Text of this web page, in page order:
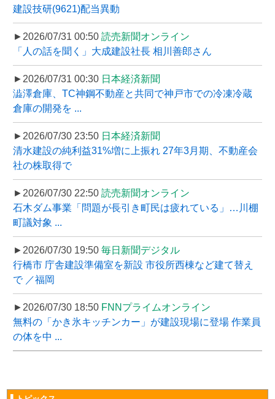
建設技研(9621)配当異動
►2026/07/31 00:50 読売新聞オンライン
「人の話を聞く」大成建設社長 相川善郎さん
►2026/07/31 00:30 日本経済新聞
澁澤倉庫、TC神鋼不動産と共同で神戸市での冷凍冷蔵
倉庫の開発を ...
►2026/07/30 23:50 日本経済新聞
清水建設の純利益31%増に上振れ 27年3月期、不動産会
社の株取得で
►2026/07/30 22:50 読売新聞オンライン
石木ダム事業「問題が長引き町民は疲れている」…川棚
町議対象 ...
►2026/07/30 19:50 毎日新聞デジタル
行橋市 庁舎建設準備室を新設 市役所西棟など建て替え
で ／福岡
►2026/07/30 18:50 FNNプライムオンライン
無料の「かき氷キッチンカー」が建設現場に登場 作業員
の体を中 ...